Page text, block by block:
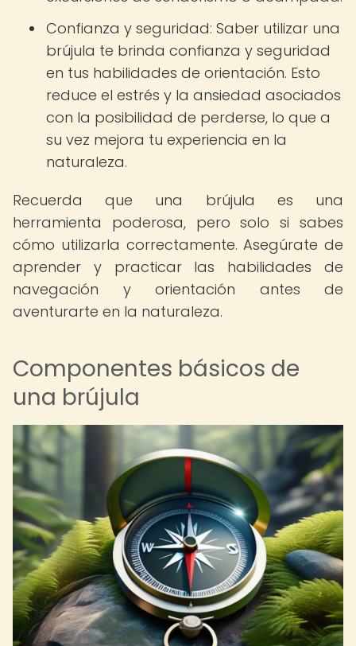
Confianza y seguridad: Saber utilizar una
brújula te brinda confianza y seguridad
en tus habilidades de orientación. Esto
reduce el estrés y la ansiedad asociados
con la posibilidad de perderse, lo que a
su vez mejora tu experiencia en la
naturaleza.
Recuerda que una brújula es una
herramienta poderosa, pero solo si sabes
cómo utilizarla correctamente. Asegúrate de
aprender y practicar las habilidades de
navegación y orientación antes de
aventurarte en la naturaleza.
Componentes básicos de
una brújula